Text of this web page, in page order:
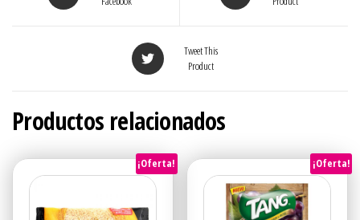
Tweet This
Product
Productos relacionados
¡Oferta! ¡Oferta!